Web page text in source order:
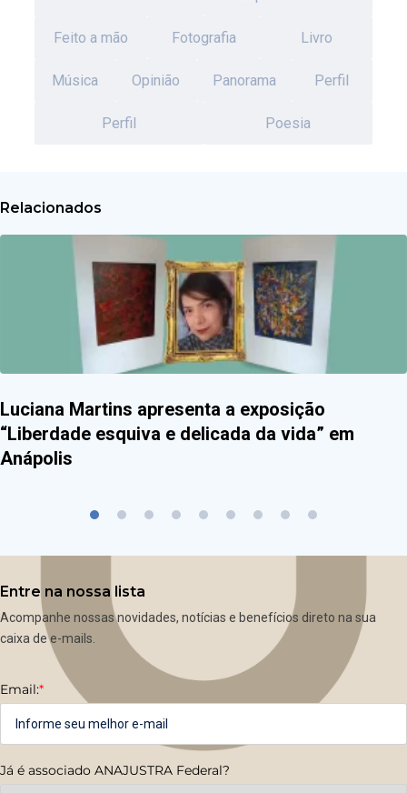
Feito a mão Fotografia Livro
Música Opinião Panorama Perfil
Perfil Poesia
Relacionados
Luciana Martins apresenta a exposição
“Liberdade esquiva e delicada da vida” em
Anápolis
Entre na nossa lista
Acompanhe nossas novidades, notícias e benefícios direto na sua
caixa de e-mails.
Email:*
Já é associado ANAJUSTRA Federal?